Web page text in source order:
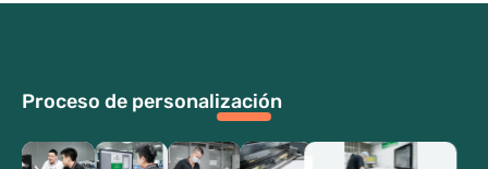
Proceso de personalización